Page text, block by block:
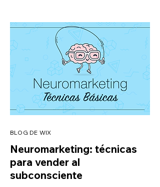
BLOG DE WIX
Neuromarketing: técnicas
para vender al
subconsciente